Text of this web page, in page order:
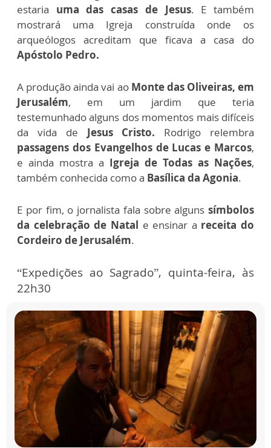
estaria uma das casas de Jesus. E também
mostrará uma Igreja construída onde os
arqueólogos acreditam que ficava a casa do
Apóstolo Pedro.
A produção ainda vai ao Monte das Oliveiras, em
Jerusalém, em um jardim que teria
testemunhado alguns dos momentos mais difíceis
da vida de Jesus Cristo. Rodrigo relembra
passagens dos Evangelhos de Lucas e Marcos,
e ainda mostra a Igreja de Todas as Nações,
também conhecida como a Basílica da Agonia.
E por fim, o jornalista fala sobre alguns símbolos
da celebração de Natal e ensinar a receita do
Cordeiro de Jerusalém.
“Expedições ao Sagrado”, quinta-feira, às
22h30